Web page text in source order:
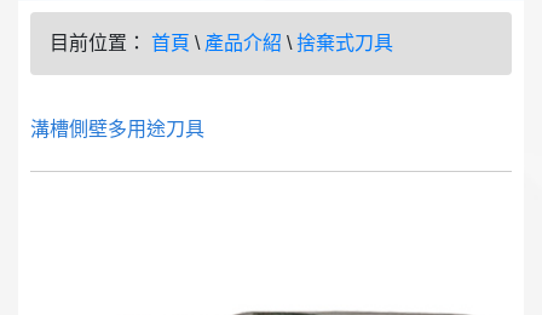
目前位置： 首頁 \ 產品介紹 \ 捨棄式刀具
溝槽側壁多用途刀具